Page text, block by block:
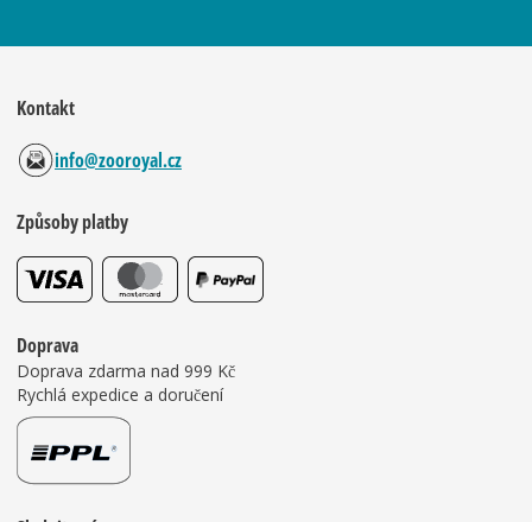
Kontakt
info@zooroyal.cz
Způsoby platby
Doprava
Doprava zdarma nad 999 Kč
Rychlá expedice a doručení